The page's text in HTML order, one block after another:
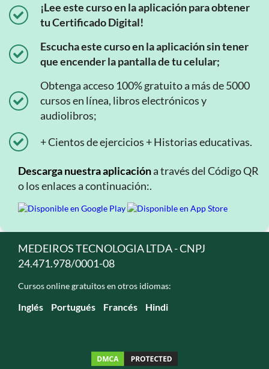
¡Lee este curso en la aplicación para obtener
tu Certificado Digital!
Escucha este curso en la aplicación sin tener
que encender la pantalla de tu celular;
Obtenga acceso 100% gratuito a más de 5000
cursos en línea, libros electrónicos y
audiolibros;
+ Cientos de ejercicios + Historias educativas.
Descarga nuestra aplicacióna través del Código QR
o los enlaces a continuación:.
MEDEIROS TECNOLOGIA LTDA - CNPJ
24.471.978/0001-08
Cursos online gratuitos en otros idiomas:
Inglés Portugués Francés Hindi